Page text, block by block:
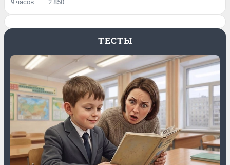
9 часов 2 850
ТЕСТЫ